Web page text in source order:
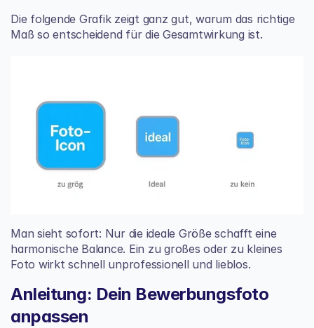
Die folgende Grafik zeigt ganz gut, warum das richtige
Maß so entscheidend für die Gesamtwirkung ist.
Man sieht sofort: Nur die ideale Größe schafft eine
harmonische Balance. Ein zu großes oder zu kleines
Foto wirkt schnell unprofessionell und lieblos.
Anleitung: Dein Bewerbungsfoto
anpassen